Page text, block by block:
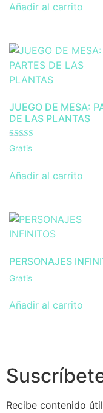
Añadir al carrito
JUEGO DE MESA:
DE LAS PLANTAS
Valorado con
5.00
Gratis
Añadir al carrito
PERSONAJES
Gratis
Añadir al carrito
Recibe contenido